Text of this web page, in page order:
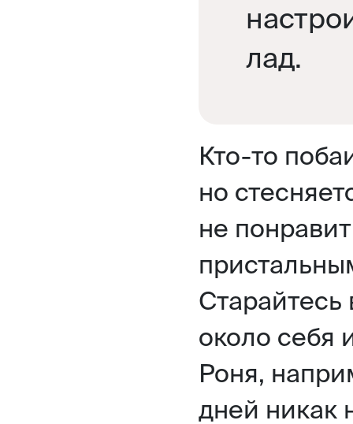
лад.
Кто-то
но
не
Старайтесь
около себя
Роня,
дней никак